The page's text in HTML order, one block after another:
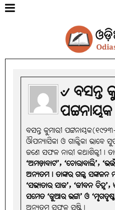
୰ ବସନ୍ତ
ପଟ୍ଟନାୟକ
ବସନ୍ତ କୁମାରୀ
ଔପନ୍ୟାସିକା ଓ ଗାଳ୍ପିକା
ଜଣେ ସଫଳ ନାରୀ କଥାଶିଳ୍ପୀ।
‘ଅମଡ଼ାବାଟ’, ‘ଚୋରାବାଲି’,
ଅନ୍ୟତମ। ତାଙ୍କର ଗଳ୍ପ ସଙ୍କଳନ
‘ସଭ୍ୟତାର ସାଜ’, ‘ଜୀବନ
ସମେତ ‘ଜୁଆର ଭଟ୍ଟା’ ଓ